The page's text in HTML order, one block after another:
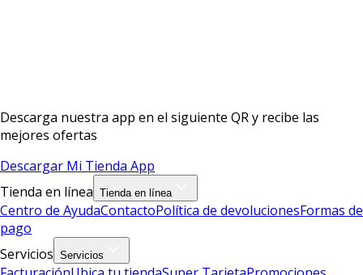
Descarga nuestra app en el siguiente QR y recibe las
mejores ofertas
Descargar Mi Tienda App
Tienda en línea Tienda en línea
Centro de AyudaContactoPolítica de devolucionesFormas de
pago
Servicios Servicios